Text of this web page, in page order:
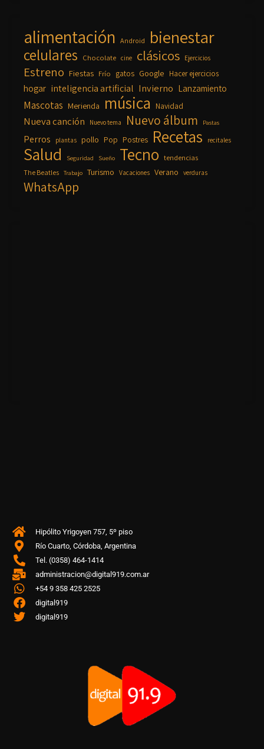
alimentación Android bienestar
celulares Chocolate cine clásicos Ejercicios
Estreno Fiestas Frío gatos Google Hacer ejercicios
hogar inteligencia artificial Invierno Lanzamiento
Mascotas Merienda música Navidad
Nueva canción Nuevo tema Nuevo álbum Pastas
Perros plantas pollo Pop Postres Recetas recitales
Salud Seguridad Sueño Tecno tendencias
The Beatles Trabajo Turismo Vacaciones Verano verduras
WhatsApp
Hipólito Yrigoyen 757, 5º piso
Río Cuarto, Córdoba, Argentina
Tel. (0358) 464-1414
administracion@digital919.com.ar
+54 9 358 425 2525
digital919
digital919